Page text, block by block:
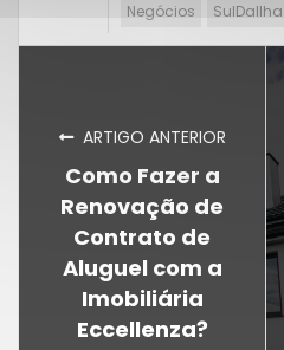
Negócios
SulDaIlha
ARTIGO ANTERIOR
Como Fazer a
Renovação de
Contrato de
Aluguel com a
Imobiliária
Eccellenza?